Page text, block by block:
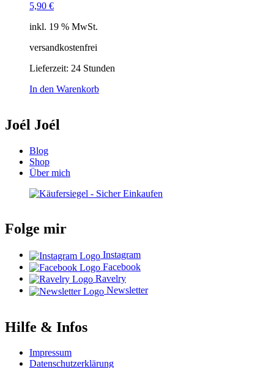
5,90 €
inkl. 19 % MwSt.
versandkostenfrei
Lieferzeit: 24 Stunden
In den Warenkorb
Joél Joél
Blog
Shop
Über mich
Folge mir
Instagram
Facebook
Ravelry
Newsletter
Hilfe & Infos
Impressum
Datenschutzerklärung